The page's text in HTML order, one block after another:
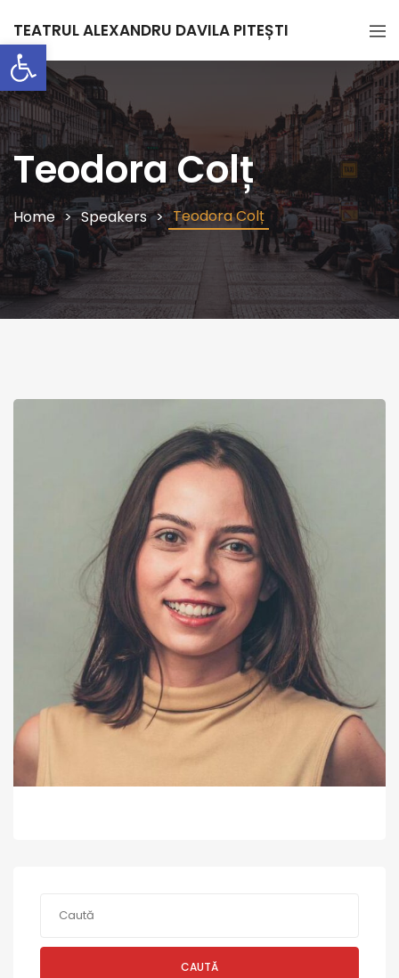
Deschide bara de unelte
TEATRUL ALEXANDRU DAVILA PITEȘTI
Teodora Colț
Home Speakers Teodora Colț
CAUTĂ